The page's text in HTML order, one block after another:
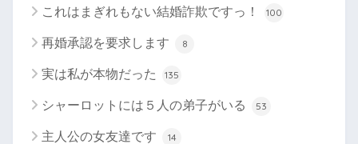
これはまぎれもない結婚詐欺ですっ！ 100
再婚承認を要求します 8
実は私が本物だった 135
シャーロットには５人の弟子がいる 53
主人公の女友達です 14